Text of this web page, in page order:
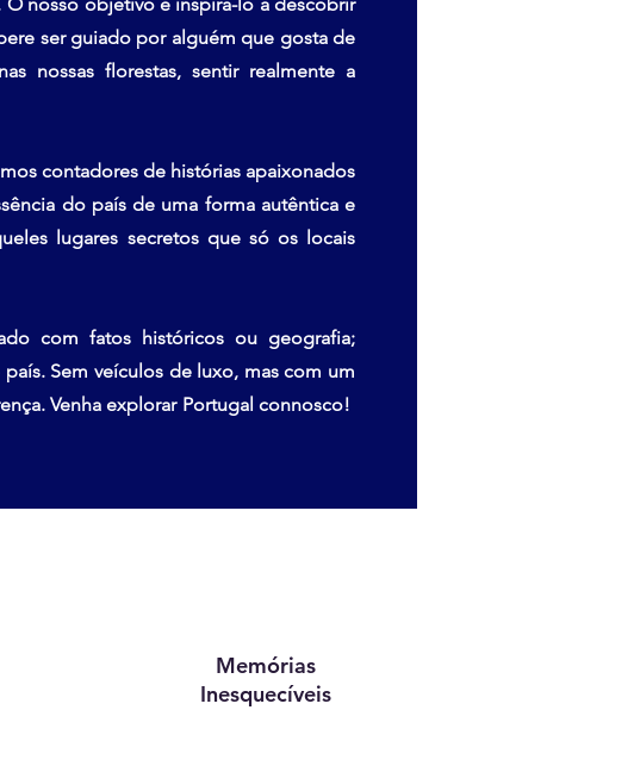
ser guiado por alguém que gosta de
nossas florestas, sentir realmente a
contadores de histórias apaixonados
do país de uma forma autêntica e
lugares secretos que só os locais
com fatos históricos ou geografia;
Sem veículos de luxo, mas com um
Venha explorar Portugal connosco!
Memórias
Inesquecíveis